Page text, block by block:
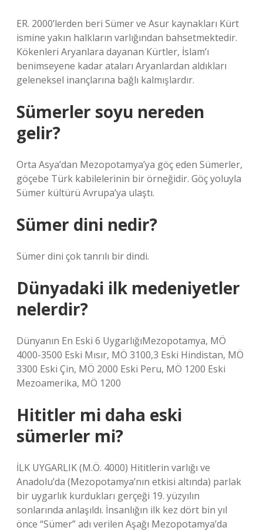
ER. 2000’lerden beri Sümer ve Asur kaynakları Kürt
ismine yakın halkların varlığından bahsetmektedir.
Kökenleri Aryanlara dayanan Kürtler, İslam’ı
benimseyene kadar ataları Aryanlardan aldıkları
geleneksel inançlarına bağlı kalmışlardır.
Sümerler soyu nereden
gelir?
Orta Asya’dan Mezopotamya’ya göç eden Sümerler,
göçebe Türk kabilelerinin bir örneğidir. Göç yoluyla
Sümer kültürü Avrupa’ya ulaştı.
Sümer dini nedir?
Sümer dini çok tanrılı bir dindi.
Dünyadaki ilk medeniyetler
nelerdir?
Dünyanın En Eski 6 UygarlığıMezopotamya, MÖ
4000-3500 Eski Mısır, MÖ 3100,3 Eski Hindistan, MÖ
3300 Eski Çin, MÖ 2000 Eski Peru, MÖ 1200 Eski
Mezoamerika, MÖ 1200
Hititler mi daha eski
sümerler mi?
İLK UYGARLIK (M.Ö. 4000) Hititlerin varlığı ve
Anadolu’da (Mezopotamya’nın etkisi altında) parlak
bir uygarlık kurdukları gerçeği 19. yüzyılın
sonlarında anlaşıldı. İnsanlığın ilk kez dört bin yıl
önce “Sümer” adı verilen Aşağı Mezopotamya’da